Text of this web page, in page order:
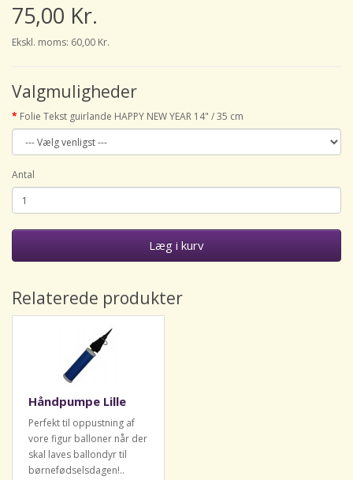
75,00 Kr.
Ekskl. moms: 60,00 Kr.
Valgmuligheder
Folie Tekst guirlande HAPPY NEW YEAR 14" / 35 cm
Antal
Læg i kurv
Relaterede produkter
Håndpumpe Lille
Perfekt til oppustning af
vore figur balloner når der
skal laves ballondyr til
børnefødselsdagen!..